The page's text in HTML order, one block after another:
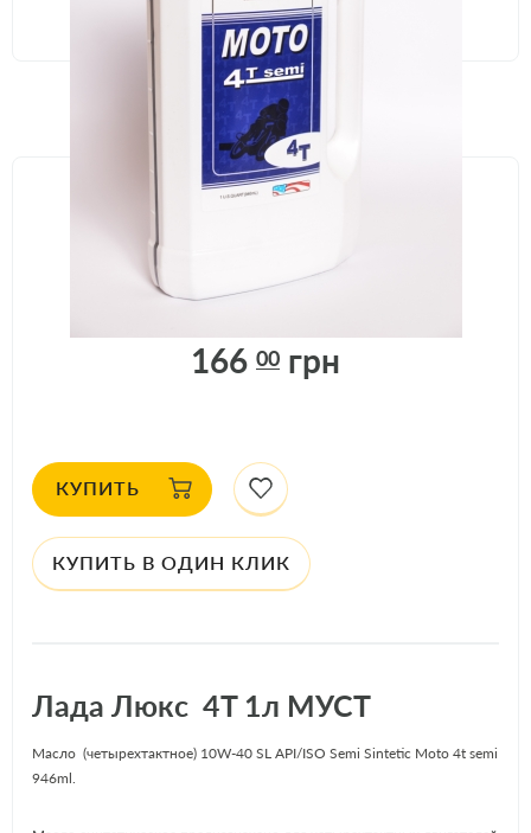
166 00 грн
КУПИТЬ
КУПИТЬ В ОДИН КЛИК
Лада Люкс 4T 1л МУСТ
Масло (четырехтактное) 10W-40 SL API/ISO Semi Sintetic Moto 4t semi
946ml.